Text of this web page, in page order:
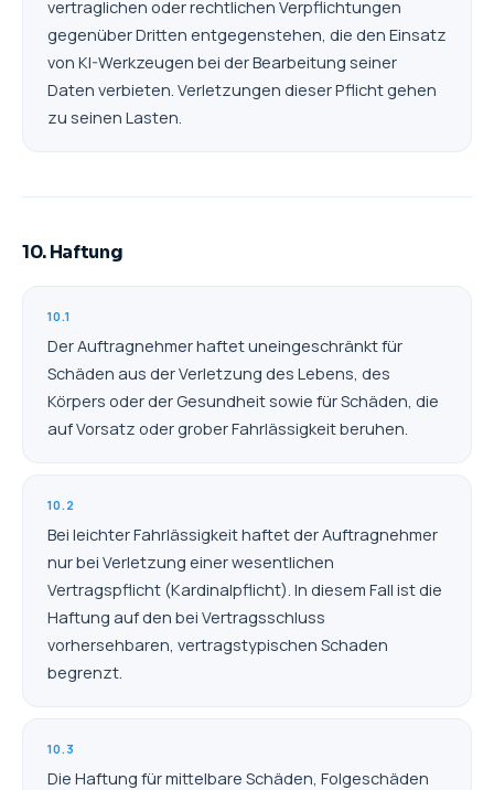
vertraglichen oder rechtlichen Verpflichtungen
gegenüber Dritten entgegenstehen, die den Einsatz
von KI-Werkzeugen bei der Bearbeitung seiner
Daten verbieten. Verletzungen dieser Pflicht gehen
zu seinen Lasten.
10. Haftung
10.1
Der Auftragnehmer haftet uneingeschränkt für
Schäden aus der Verletzung des Lebens, des
Körpers oder der Gesundheit sowie für Schäden, die
auf Vorsatz oder grober Fahrlässigkeit beruhen.
10.2
Bei leichter Fahrlässigkeit haftet der Auftragnehmer
nur bei Verletzung einer wesentlichen
Vertragspflicht (Kardinalpflicht). In diesem Fall ist die
Haftung auf den bei Vertragsschluss
vorhersehbaren, vertragstypischen Schaden
begrenzt.
10.3
Die Haftung für mittelbare Schäden, Folgeschäden